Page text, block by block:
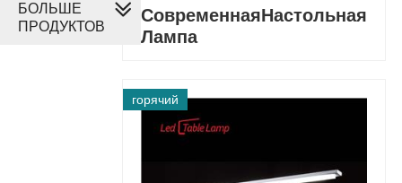
СовременнаяНастольная
Лампа
горячий
БОЛЬШЕ
ПРОДУКТОВ